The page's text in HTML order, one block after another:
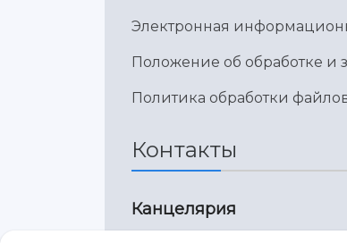
Электронная
Положение об обработке и
Политика обработки
Контакты
Канцелярия